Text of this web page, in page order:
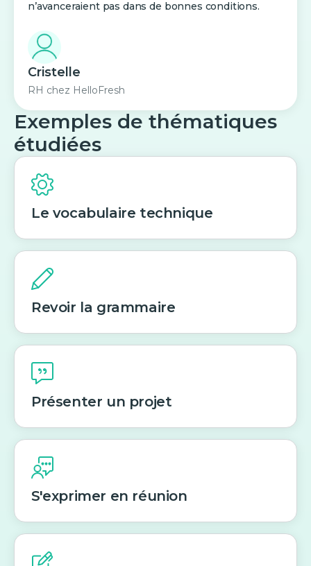
n’avanceraient pas dans de bonnes conditions.
Cristelle
RH chez HelloFresh
Exemples de thématiques
étudiées
Le vocabulaire technique
Revoir la grammaire
Présenter un projet
S'exprimer en réunion